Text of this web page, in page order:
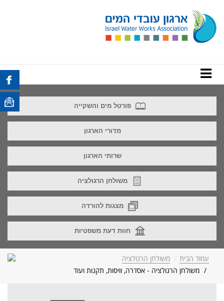
פורטל מים והשקייה
מדורי הארגון
שרותי הארגון
משולחן הרגולציה
מצגות להורדה
חוות דעת משפטיות
עמוד הבית
משולחן הרגולציה
משולחן הרגולציה - אסדרה, וויסות, תקנות ועוד